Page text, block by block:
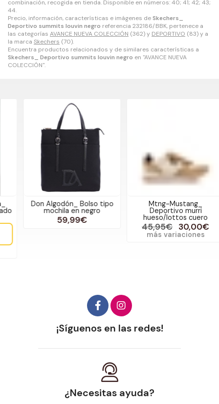
combinación, recogida en tienda. Disponible en números: 40; 41; 42; 43;
44.
Precio, información, características e imágenes deSkechers_
Deportivo summits louvin negro referencia 232186/BBK, pertenece a
las categorías AVANCE NUEVA COLECCIÓN (362) y DEPORTIVO (83) y a
la marca Skechers (70).
Encuentra productos relacionados y de similares características a
Skechers_ Deportivo summits louvin negro en "AVANCE NUEVA
COLECCIÓN".
Don Algodón_ Bolso tipo
mochila en negro
59,99€
Mtng-Mustang_
Deportivo murri
hueso/lottos cuero
45,95€ 30,00€
más variaciones
¡Síguenos en las redes!
¿Necesitas ayuda?